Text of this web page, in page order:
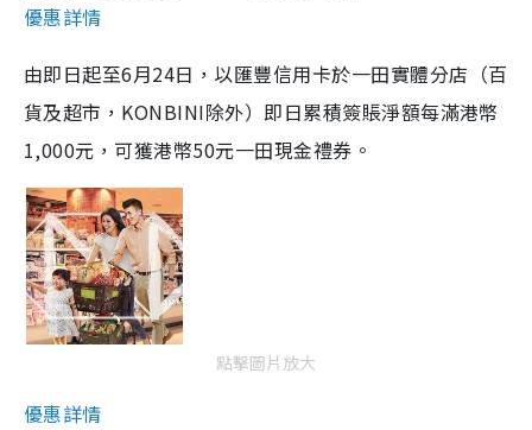
優惠詳情
由即日起至6月24日，以匯豐信用卡於一田實體分店（百
貨及超市，KONBINI除外）即日累積簽賬淨額每滿港幣
1,000元，可獲港幣50元一田現金禮券。
點擊圖片放大
優惠詳情